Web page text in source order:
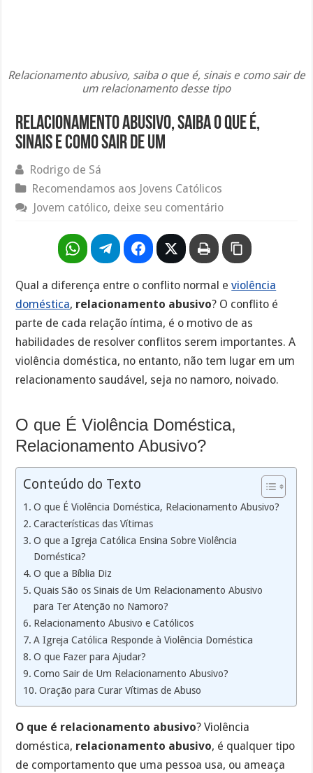
Relacionamento abusivo, saiba o que é, sinais e como sair de
um relacionamento desse tipo
Relacionamento abusivo, saiba o que é,
sinais e como sair de um
Rodrigo de Sá
Recomendamos aos Jovens Católicos
Jovem católico, deixe seu comentário
Qual a diferença entre o conflito normal eviolência
doméstica, relacionamento abusivo? O conflito é
parte de cada relação íntima, é o motivo de as
habilidades de resolver conflitos serem importantes. A
violência doméstica, no entanto, não tem lugar em um
relacionamento saudável, seja no namoro, noivado.
O que É Violência Doméstica,
Relacionamento Abusivo?
Conteúdo do Texto
O que É Violência Doméstica, Relacionamento Abusivo?
Características das Vítimas
O que a Igreja Católica Ensina Sobre Violência
Doméstica?
O que a Bíblia Diz
Quais São os Sinais de Um Relacionamento Abusivo
para Ter Atenção no Namoro?
Relacionamento Abusivo e Católicos
A Igreja Católica Responde à Violência Doméstica
O que Fazer para Ajudar?
Como Sair de Um Relacionamento Abusivo?
Oração para Curar Vítimas de Abuso
O que é relacionamento abusivo? Violência
doméstica, relacionamento abusivo, é qualquer tipo
de comportamento que uma pessoa usa, ou ameaça